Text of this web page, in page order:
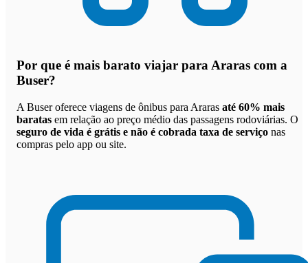
Por que é mais barato viajar para Araras com a
Buser?
A Buser oferece viagens de ônibus para Araras até 60% mais
baratas em relação ao preço médio das passagens rodoviárias. O
seguro de vida é grátis e não é cobrada taxa de serviço nas
compras pelo app ou site.